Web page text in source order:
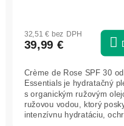
esenciálny ružový olej
32,51 € bez DPH
39,99 €
Crème de Rose SPF 30
Essentials je hydratačný
s organickým ružovým
ružovou vodou, ktorý
intenzívnu hydratáciu,